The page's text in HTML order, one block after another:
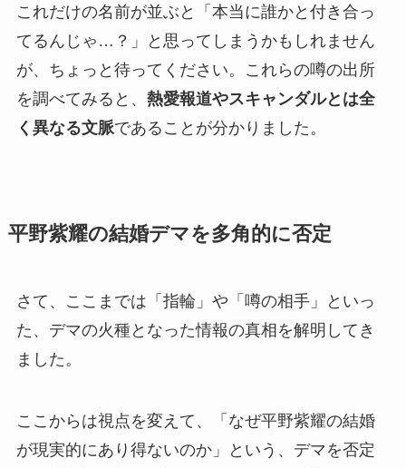
これだけの名前が並ぶと「本当に誰かと付き合っ
てるんじゃ…？」と思ってしまうかもしれません
が、ちょっと待ってください。これらの噂の出所
を調べてみると、 熱愛報道やスキャンダルとは全
く異なる文脈であることが分かりました。
平野紫耀の結婚デマを多角的に否定
さて、ここまでは「指輪」や「噂の相手」といっ
た、デマの火種となった情報の真相を解明してき
ました。
ここからは視点を変えて、「なぜ平野紫耀の結婚
が現実的にあり得ないのか」という、デマを否定